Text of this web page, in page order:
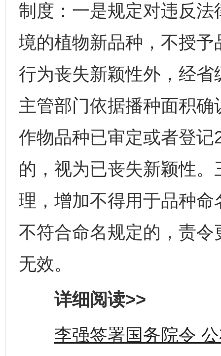
制度：一是规定对违反
境的植物新品种，不授
行为丧失新颖性外，经
主管部门依据播种面积
作物品种已审定或者登
的，视为已丧失新颖性
理，增加不得用于品种
不符合命名规定的，责
无效。
详细阅读>>
李强签署国务院令